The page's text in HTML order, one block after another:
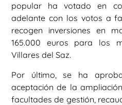
popular ha votado en
adelante con los votos a
recogen inversiones en
165.000 euros para los
Villares del Saz.
Por último, se ha
aceptación de la
facultades de gestión,